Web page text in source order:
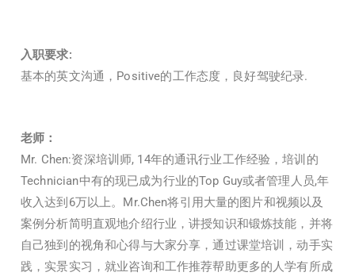
入职要求:
基本的英文沟通，Positive的工作态度，良好驾驶纪录.
老师：
Mr. Chen:资深培训师, 14年的通讯行业工作经验，培训的
Technician中有的现已成为行业的Top Guy或者管理人员,年
收入达到6万以上。Mr.Chen将引用大量的图片和视频以及
案例分析简明直观地介绍行业，讲授知识和锻炼技能，并将
自己独到的视角和心得与大家分享，通过课堂培训，动手实
践，实景实习，就业咨询和工作推荐帮助更多的人学有所成